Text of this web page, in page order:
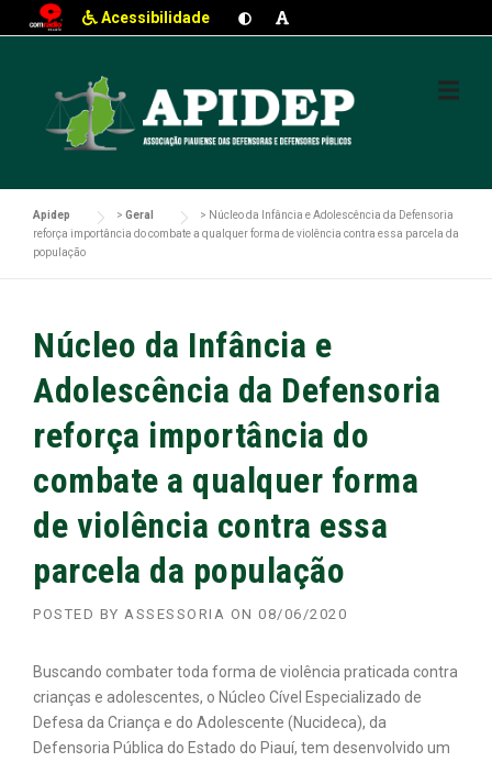
Acessibilidade
Apidep > Geral > Núcleo da Infância e Adolescência da Defensoria
reforça importância do combate a qualquer forma de violência contra essa parcela da
população
Núcleo da Infância e
Adolescência da Defensoria
reforça importância do
combate a qualquer forma
de violência contra essa
parcela da população
POSTED BY ASSESSORIA ON 08/06/2020
Buscando combater toda forma de violência praticada contra
crianças e adolescentes, o Núcleo Cível Especializado de
Defesa da Criança e do Adolescente (Nucideca), da
Defensoria Pública do Estado do Piauí, tem desenvolvido um